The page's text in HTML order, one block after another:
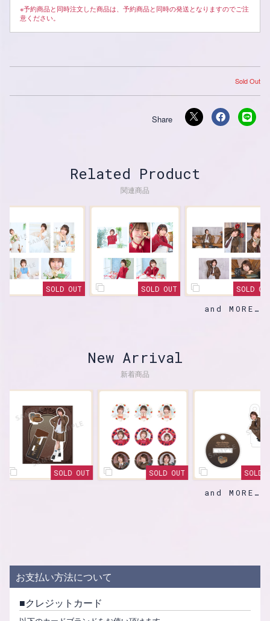
※予約商品と同時注文した商品は、予約商品と同時の発送となりますのでご注
意ください。
Sold Out
Related Product
関連商品
SOLD OUT SOLD OUT
and MORE
New Arrival
新着商品
SOLD OUT SOLD OUT SOLD OUT
and MORE
お支払い方法について
クレジットカード